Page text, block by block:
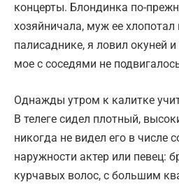
концерты. Блондинка по-
хозяйничала, муж ее
палисаднике, я ловил окуней
мое с соседями не
Однажды утром к калитке
В телеге сидел плотный,
никогда не видел его в числе
наружности актер или певец:
курчавых волос, с большим